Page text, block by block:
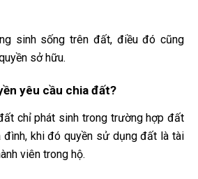
sinh sống trên đất, điều đó cũng
sở hữu.
yêu cầu chia đất?
chỉ phát sinh trong trường hợp đất
khi đó quyền sử dụng đất là tài
viên trong hộ.